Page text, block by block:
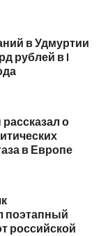
в Удмуртии
рублей в I
о
в Европе
поэтапный
российской